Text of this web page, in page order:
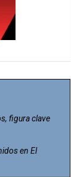
figura clave
en El